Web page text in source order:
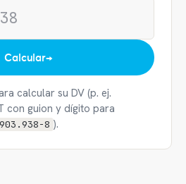
Calcular→
calcular su DV (p. ej.
con guion y dígito para
8 ).